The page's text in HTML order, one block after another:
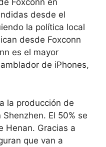
Foxconn en
desde el
la política local
desde Foxconn
es el mayor
de iPhones,
la producción de
El 50% se
Henan. Gracias a
que van a